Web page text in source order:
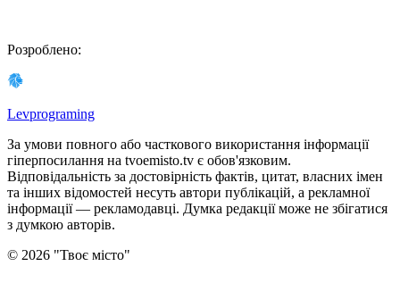
Розроблено:
Levprograming
За умови повного або часткового використання iнформацiї
гіперпосилання на tvoemisto.tv є обов'язковим.
Відповідальність за достовірність фактів, цитат, власних імен
та інших відомостей несуть автори публікацій, а рекламної
інформації — рекламодавці. Думка редакцiї може не збiгатися
з думкою авторiв.
© 2026 "Твоє місто"